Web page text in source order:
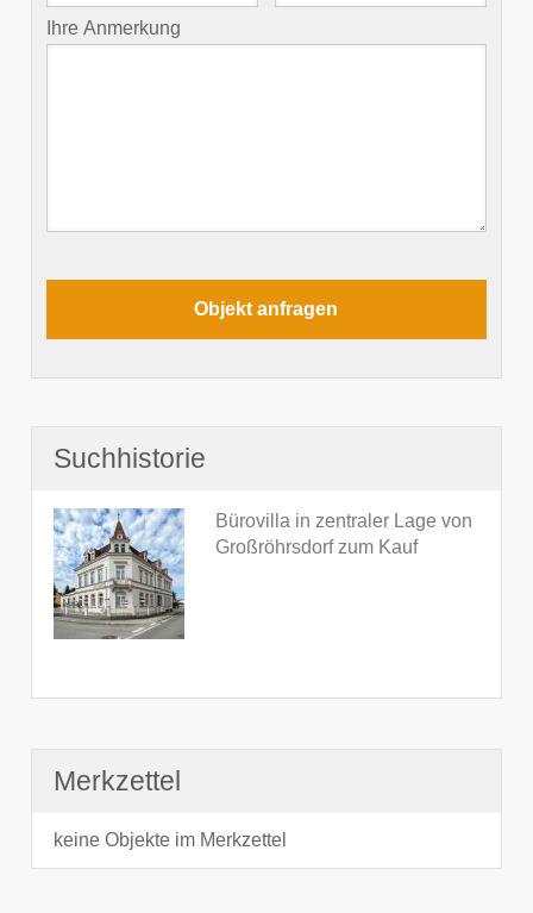
Ihre Anmerkung
Suchhistorie
Bürovilla in zentraler Lage von
Großröhrsdorf zum Kauf
Merkzettel
keine Objekte im Merkzettel